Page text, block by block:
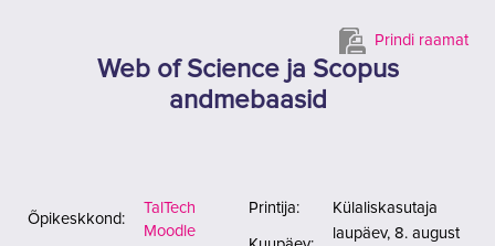
Prindi raamat
Web of Science ja Scopus
andmebaasid
Õpikeskkond:
TalTech
Moodle
Printija: Külaliskasutaja
laupäev, 8. august